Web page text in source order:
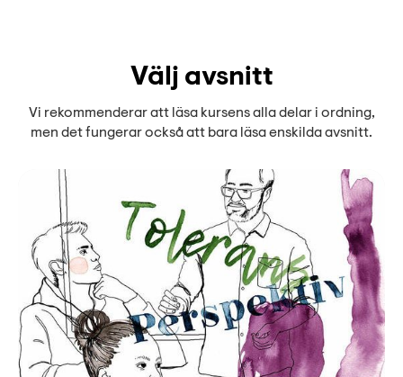
Välj avsnitt
Vi rekommenderar att läsa kursens alla delar i ordning,
men det fungerar också att bara läsa enskilda avsnitt.